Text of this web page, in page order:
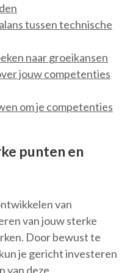
tussen technische
naar groeikansen
jouw competenties
om je competenties
punten en
van
van jouw sterke
Door bewust te
je gericht investeren
van deze